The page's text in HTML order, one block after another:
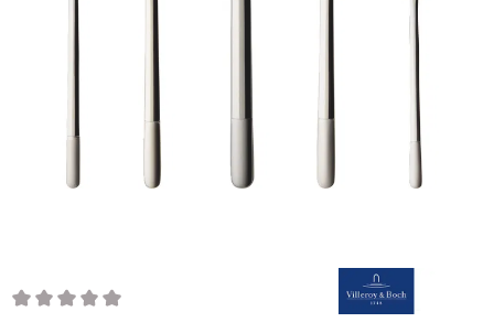
Durchschnittliche Bewertung von 0 von 5 Sternen